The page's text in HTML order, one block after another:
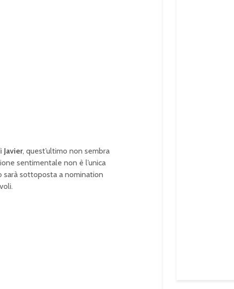
Javier, quest’ultimo non sembra
sentimentale non è l’unica
sarà sottoposta a nomination